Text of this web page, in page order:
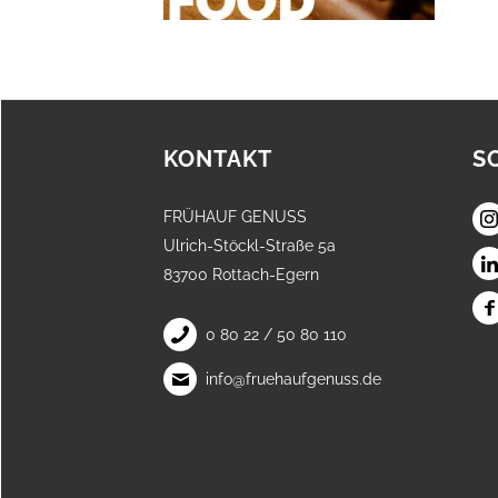
KONTAKT
FRÜHAUF GENUSS
Ulrich-Stöckl-Straße 5a
83700 Rottach-Egern
0 80 22 / 50 80 110
info@fruehaufgenuss.de